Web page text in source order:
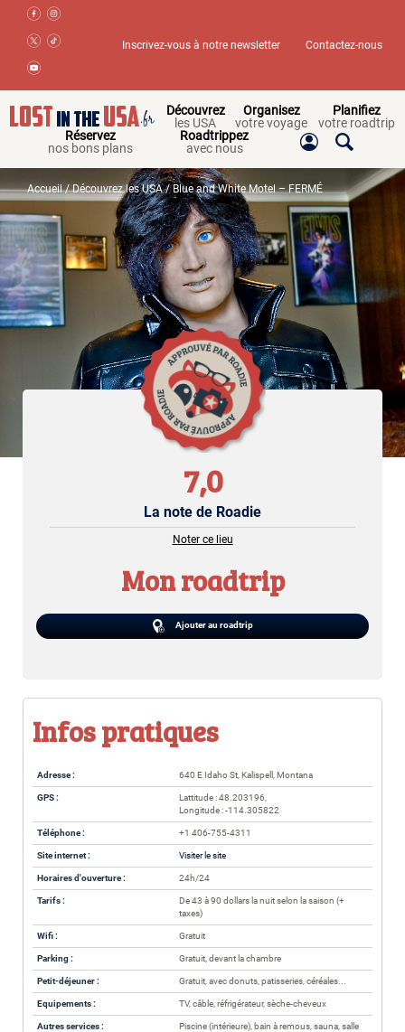
Inscrivez-vous à notre newsletter Contactez-nous
Découvrez
les USA
Organisez
votre voyage
Planifiez
votre roadtrip
Réservez
nos bons plans
Roadtrippez
avec nous
Accueil/Découvrez les USA/ Blue and White Motel – FERMÉ
7,0
La note de Roadie
Noter ce lieu
Mon roadtrip
Ajouter au roadtrip
Infos pratiques
Adresse : 640 E Idaho St, Kalispell, Montana
GPS :
Lattitude : 48.203196,
Longitude : -114.305822
Téléphone : +1 406-755-4311
Site internet : Visiter le site
Horaires d'ouverture : 24h/24
Tarifs :
De 43 à 90 dollars la nuit selon la saison (+
taxes)
Wifi : Gratuit
Parking : Gratuit, devant la chambre
Petit-déjeuner : Gratuit, avec donuts, patisseries, céréales...
Equipements : TV, câble, réfrigérateur, sèche-cheveux
Autres services :
Piscine (intérieure), bain à remous, sauna, salle